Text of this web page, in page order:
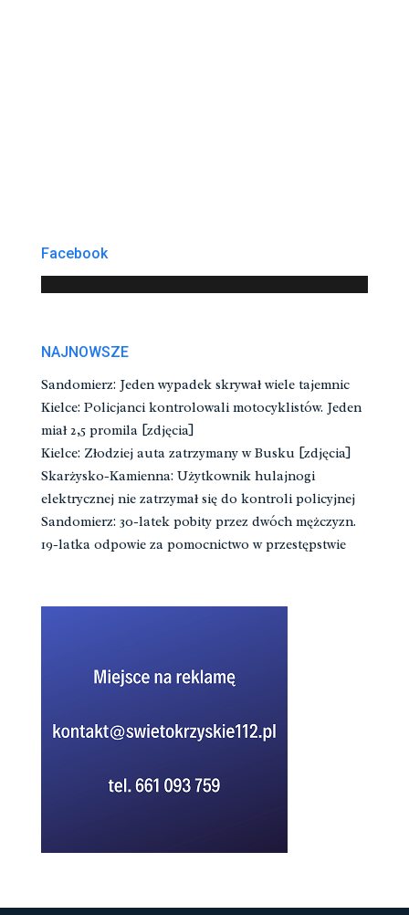
Facebook
NAJNOWSZE
Sandomierz: Jeden wypadek skrywał wiele tajemnic
Kielce: Policjanci kontrolowali motocyklistów. Jeden
miał 2,5 promila [zdjęcia]
Kielce: Złodziej auta zatrzymany w Busku [zdjęcia]
Skarżysko-Kamienna: Użytkownik hulajnogi
elektrycznej nie zatrzymał się do kontroli policyjnej
Sandomierz: 30-latek pobity przez dwóch mężczyzn.
19-latka odpowie za pomocnictwo w przestępstwie